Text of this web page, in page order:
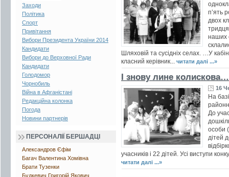
Заходи
Політика
Спорт
Привітання
Вибори Президента України 2014
Кандидати
Вибори до Верховної Ради
Кандидати
Голодомор
Чорнобиль
Війна в Афганістані
Редакційна колонка
Погода
Новини партнерів
ПЕРСОНАЛІЇ БЕРШАДЦІ
Александров Єфім
Багач Валентина Хомівна
Брати Тузенки
Будкевич Григорій Якович
п’ять
двох
наших
Шляховій та сусідніх селах. …У
класний керівник... читати далі ...»
І знову лине колискова…
16
На
До
особи
дітей
учасників і 22 дітей. Усі виступи
читати далі ...»